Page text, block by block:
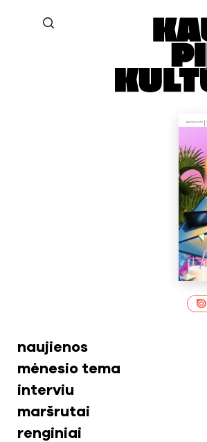
naujienos
mėnesio tema
interviu
maršrutai
renginiai